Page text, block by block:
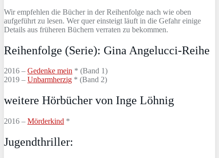
Wir empfehlen die Bücher in der Reihenfolge nach wie oben
aufgeführt zu lesen. Wer quer einsteigt läuft in die Gefahr einige
Details aus früheren Büchern verraten zu bekommen.
Reihenfolge (Serie): Gina Angelucci-Reihe
2016 – Gedenke mein * (Band 1)
2019 – Unbarmherzig * (Band 2)
weitere Hörbücher von Inge Löhnig
2016 – Mörderkind *
Jugendthriller: